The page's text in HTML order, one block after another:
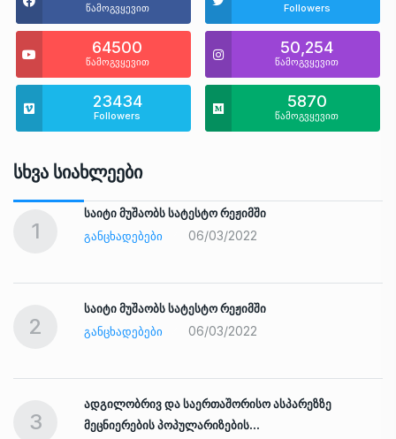
წამოგვყევით Followers
64500
წამოგვყევით
50,254
წამოგვყევით
23434
Followers
5870
წამოგვყევით
Სხვა Სიახლეები
1
საიტი მუშაობს სატესტო რეჟიმში
ᲒᲐᲜᲪᲮᲐᲓᲔᲑᲔᲑᲘ
06/03/2022
2
საიტი მუშაობს სატესტო რეჟიმში
ᲒᲐᲜᲪᲮᲐᲓᲔᲑᲔᲑᲘ
06/03/2022
3
ადგილობრივ და საერთაშორისო ასპარეზზე
მეცნიერების პოპულარიზების…